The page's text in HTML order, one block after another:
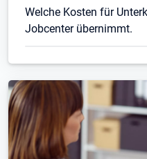
Welche Kosten für
Jobcenter übernimmt.